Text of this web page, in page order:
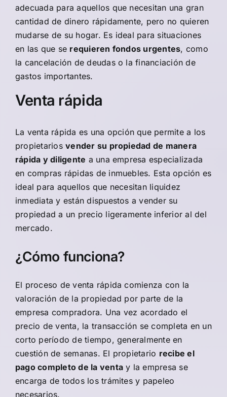
adecuada para aquellos que necesitan una gran
cantidad de dinero rápidamente, pero no quieren
mudarse de su hogar. Es ideal para situaciones
en las que se requieren fondos urgentes, como
la cancelación de deudas o la financiación de
gastos importantes.
Venta rápida
La venta rápida es una opción que permite a los
propietariosvender su propiedad de manera
rápida y diligente a una empresa especializada
en compras rápidas de inmuebles. Esta opción es
ideal para aquellos que necesitan liquidez
inmediata y están dispuestos a vender su
propiedad a un precio ligeramente inferior al del
mercado.
¿Cómo funciona?
El proceso de venta rápida comienza con la
valoración de la propiedad por parte de la
empresa compradora. Una vez acordado el
precio de venta, la transacción se completa en un
corto período de tiempo, generalmente en
cuestión de semanas. El propietario recibe el
pago completo de la venta y la empresa se
encarga de todos los trámites y papeleo
necesarios.